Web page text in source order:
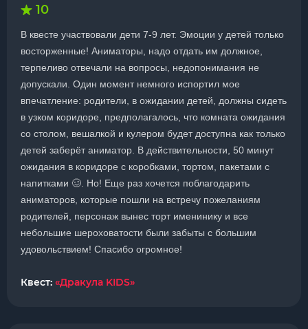
10
В квесте участвовали дети 7-9 лет. Эмоции у детей только
восторженные! Аниматоры, надо отдать им должное,
терпеливо отвечали на вопросы, недопонимания не
допускали. Один момент немного испортил мое
впечатление: родители, в ожидании детей, должны сидеть
в узком коридоре, предполагалось, что комната ожидания
со столом, вешалкой и кулером будет доступна как только
детей заберёт аниматор. В действительности, 50 минут
ожидания в коридоре с коробками, тортом, пакетами с
напитками 🥴. Но! Еще раз хочется поблагодарить
аниматоров, которые пошли на встречу пожеланиям
родителей, персонаж вынес торт именинику и все
небольшие шероховатости были забыты с большим
удовольствием! Спасибо огромное!
Квест: «Дракула KIDS»